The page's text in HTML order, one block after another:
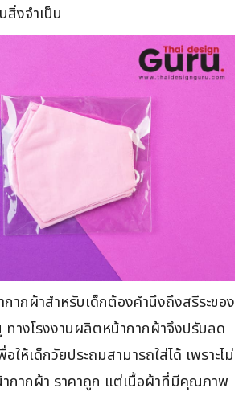
สิ่งจำเป็น
ากผ้าสำหรับเด็กต้องคำนึงถึงสรีระของ
ทางโรงงานผลิตหน้ากากผ้าจึงปรับลด
ให้เด็กวัยประถมสามารถใส่ได้ เพราะไม่
กากผ้า ราคาถูก แต่เนื้อผ้าที่มีคุณภาพ